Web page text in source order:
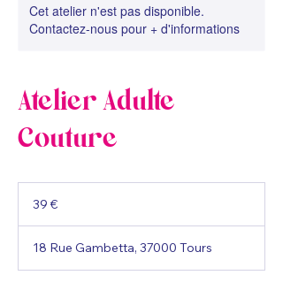
Cet atelier n'est pas disponible.
Contactez-nous pour + d'informations
Atelier Adulte
Couture
39 €
18 Rue Gambetta, 37000 Tours